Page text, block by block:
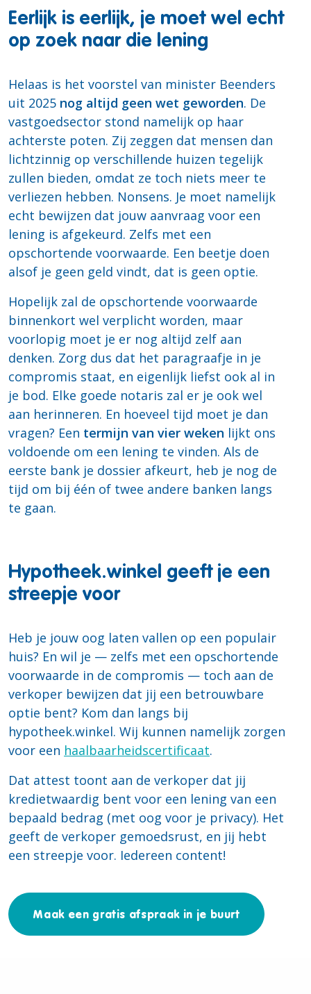
Eerlijk is eerlijk, je moet wel echt
op zoek naar die lening
Helaas is het voorstel van minister Beenders
uit 2025 nog altijd geen wet geworden. De
vastgoedsector stond namelijk op haar
achterste poten. Zij zeggen dat mensen dan
lichtzinnig op verschillende huizen tegelijk
zullen bieden, omdat ze toch niets meer te
verliezen hebben. Nonsens. Je moet namelijk
echt bewijzen dat jouw aanvraag voor een
lening is afgekeurd. Zelfs met een
opschortende voorwaarde. Een beetje doen
alsof je geen geld vindt, dat is geen optie.
Hopelijk zal de opschortende voorwaarde
binnenkort wel verplicht worden, maar
voorlopig moet je er nog altijd zelf aan
denken. Zorg dus dat het paragraafje in je
compromis staat, en eigenlijk liefst ook al in
je bod. Elke goede notaris zal er je ook wel
aan herinneren. En hoeveel tijd moet je dan
vragen? Een termijn van vier weken lijkt ons
voldoende om een lening te vinden. Als de
eerste bank je dossier afkeurt, heb je nog de
tijd om bij één of twee andere banken langs
te gaan.
Hypotheek.winkel geeft je een
streepje voor
Heb je jouw oog laten vallen op een populair
huis? En wil je — zelfs met een opschortende
voorwaarde in de compromis — toch aan de
verkoper bewijzen dat jij een betrouwbare
optie bent? Kom dan langs bij
hypotheek.winkel. Wij kunnen namelijk zorgen
voor een haalbaarheidscertificaat.
Dat attest toont aan de verkoper dat jij
kredietwaardig bent voor een lening van een
bepaald bedrag (met oog voor je privacy). Het
geeft de verkoper gemoedsrust, en jij hebt
een streepje voor. Iedereen content!
Maak een gratis afspraak in je buurt